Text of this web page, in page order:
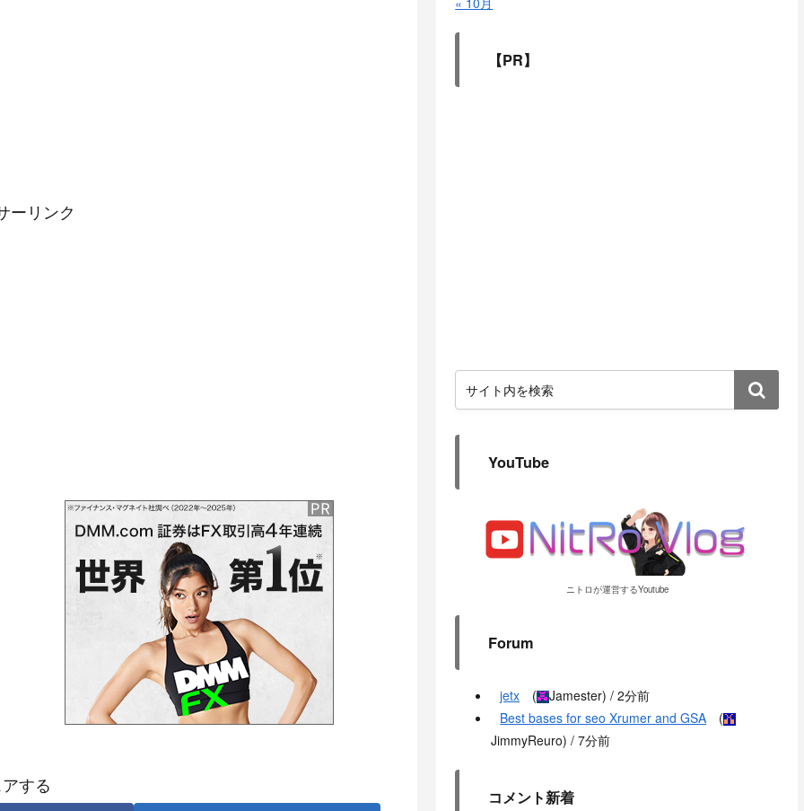
ーリンク
する
【PR】
YouTube
ニトロが運営するYoutube
Forum
jetx ( Jamester) /2分前
Best bases for seo Xrumer and GSA
(
JimmyReuro) /7分前
コメント新着